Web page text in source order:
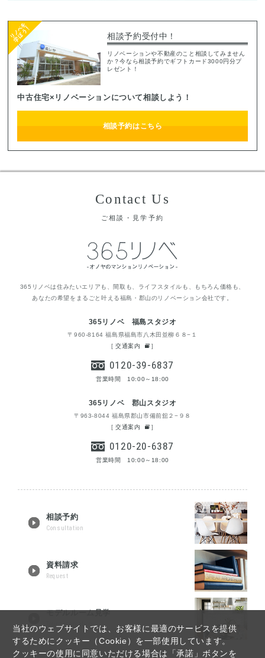
当社のウェブサイトでは、お客様に最適のサービスを提供
するためにクッキー（Cookie）を一部使用しています。
クッキーの使用に同意いただける場合は「承諾」ボタンを
相談予約受付中！
リノベーションや不動産のこと相談してみません
か？今なら相談予約でギフトカード3000円分プ
レゼント！
中古住宅×リノベーションについて相談しよう！
相談予約はこちら
Contact Us
ご相談・見学予約
365リノベは住みたいエリアも、間取も、ライフスタイルも、もちろん価格も、
あなたの希望をまるごと叶える福島・郡山のリノベーション会社です。
365リノベ 福島スタジオ
〒960-8164 福島県福島市八木田並柳６８−１
[交通案内 ]
0120-39-6837
営業時間 10:00～18:00
365リノベ 郡山スタジオ
〒963-8044 福島県郡山市備前舘２−９８
[交通案内 ]
0120-20-6387
営業時間 10:00～18:00
相談予約
Consultation
資料請求
Request
モデルルーム見学
Tour reservation